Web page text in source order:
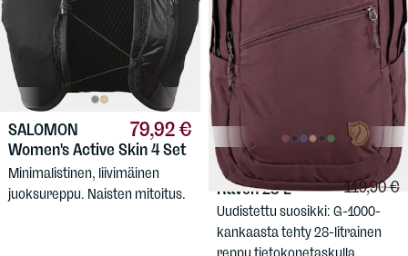
79,92 €
SALOMON
Women's Active Skin 4 Set
Minimalistinen, liivimäinen
juoksureppu. Naisten mitoitus.
101,92 €
119,90 €
FJÄLLRÄVEN
Räven 28 L
Uudistettu suosikki: G-1000-
kankaasta tehty 28-litrainen